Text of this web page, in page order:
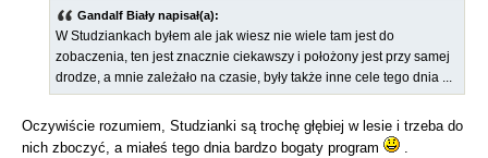
Gandalf Biały napisał(a):
W Studziankach byłem ale jak wiesz nie wiele tam jest do
zobaczenia, ten jest znacznie ciekawszy i położony jest przy samej
drodze, a mnie zależało na czasie, były także inne cele tego dnia ...
Oczywiście rozumiem, Studzianki są trochę głębiej w lesie i trzeba do
nich zboczyć, a miałeś tego dnia bardzo bogaty program
.